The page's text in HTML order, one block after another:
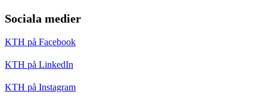
Sociala medier
KTH på Facebook
KTH på LinkedIn
KTH på Instagram